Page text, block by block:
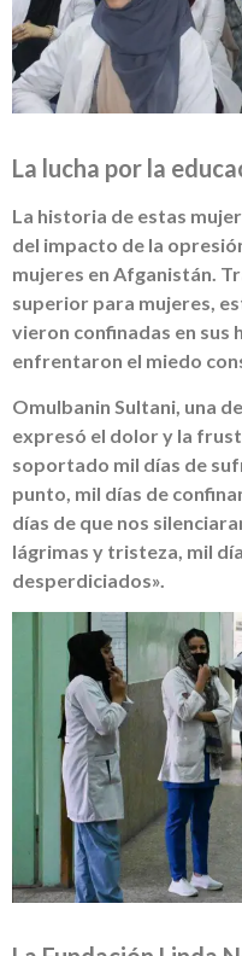
La lucha por la
La historia de estas
del impacto de la
mujeres en Afganistán.
superior para mujeres,
vieron confinadas en sus
enfrentaron el miedo
Omulbanin Sultani, una
expresó el dolor y la
soportado mil días de
punto, mil días de
días de que nos
lágrimas y tristeza, mil
desperdiciados».